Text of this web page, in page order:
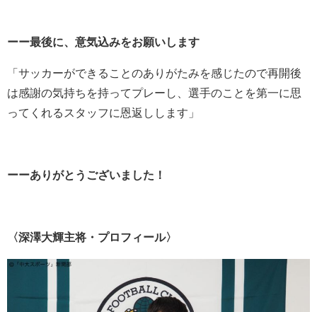
ーー最後に、意気込みをお願いします
「サッカーができることのありがたみを感じたので再開後
は感謝の気持ちを持ってプレーし、選手のことを第一に思
ってくれるスタッフに恩返しします」
ーーありがとうございました！
〈深澤大輝主将・プロフィール〉